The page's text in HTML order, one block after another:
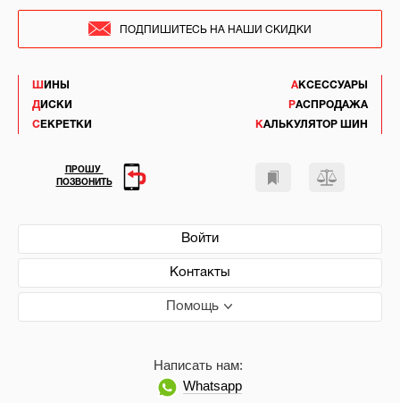
ШИНЫ
ДИСКИ
СЕКРЕТКИ
АКСЕССУАРЫ
РАСПРОДАЖА
КАЛЬКУЛЯТОР ШИН
Войти
Контакты
Помощь
Написать нам:
Whatsapp
ПОДПИШИТЕСЬ НА НАШИ СКИДКИ
ПРОШУ
ПОЗВОНИТЬ